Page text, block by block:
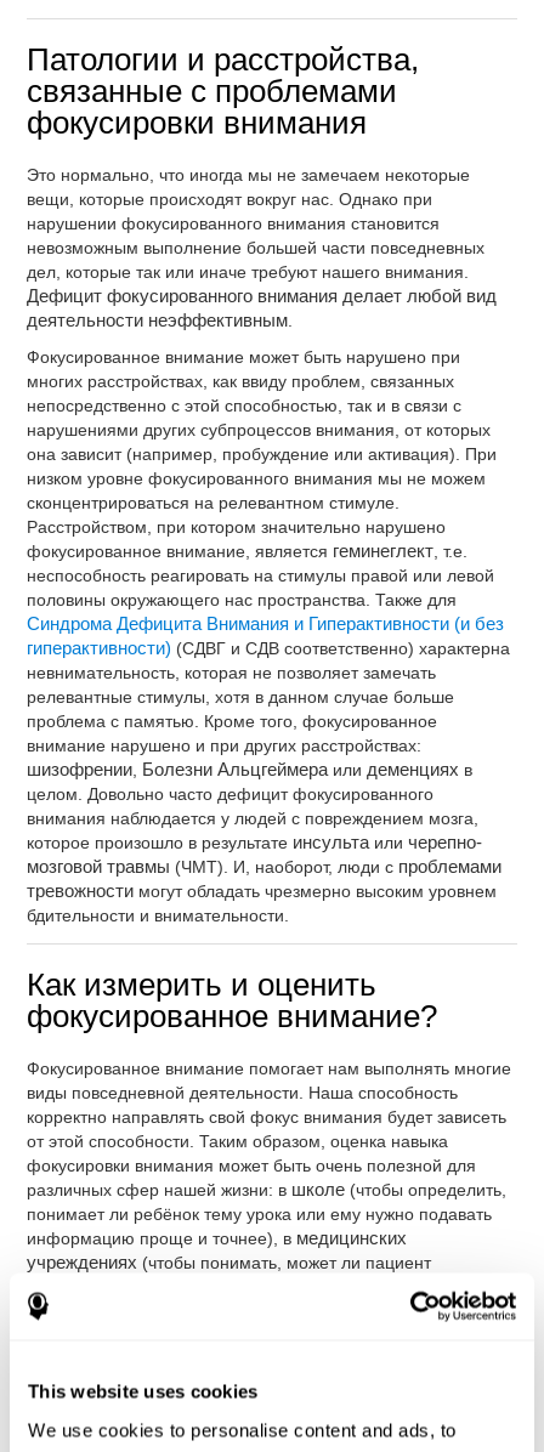
This website uses cookies
We use cookies to personalise content and ads, to
Патологии и расстройства,
связанные с проблемами
фокусировки внимания
Это нормально, что иногда мы не замечаем некоторые
вещи, которые происходят вокруг нас. Однако при
нарушении фокусированного внимания становится
невозможным выполнение большей части повседневных
дел, которые так или иначе требуют нашего внимания.
Дефицит фокусированного внимания делает любой вид
деятельности неэффективным.
Фокусированное внимание может быть нарушено при
многих расстройствах, как ввиду проблем, связанных
непосредственно с этой способностью, так и в связи с
нарушениями других субпроцессов внимания, от которых
она зависит (например, пробуждение или активация). При
низком уровне фокусированного внимания мы не можем
сконцентрироваться на релевантном стимуле.
Расстройством, при котором значительно нарушено
фокусированное внимание, является геминеглект, т.е.
неспособность реагировать на стимулы правой или левой
половины окружающего нас пространства. Также для
Синдрома Дефицита Внимания и Гиперактивности (и без
гиперактивности) (СДВГ и СДВ соответственно) характерна
невнимательность, которая не позволяет замечать
релевантные стимулы, хотя в данном случае больше
проблема с памятью. Кроме того, фокусированное
внимание нарушено и при других расстройствах:
шизофрении, Болезни Альцгеймераилидеменциях в
целом. Довольно часто дефицит фокусированного
внимания наблюдается у людей с повреждением мозга,
которое произошло в результате инсультаили черепно-
мозговой травмы (ЧМТ). И, наоборот, люди с проблемами
тревожности могут обладать чрезмерно высоким уровнем
бдительности и внимательности.
Как измерить и оценить
фокусированное внимание?
Фокусированное внимание помогает нам выполнять многие
виды повседневной деятельности. Наша способность
корректно направлять свой фокус внимания будет зависеть
от этой способности. Таким образом, оценка навыка
фокусировки внимания может быть очень полезной для
различных сфер нашей жизни: в школе (чтобы определить,
понимает ли ребёнок тему урока или ему нужно подавать
информацию проще и точнее), в медицинских
учреждениях (чтобы понимать, может ли пациент
следовать полученным предписаниям или действовать в
своей привычной среде адекватным образом) или в
работать контролёром качества или офисным клерком, и
комплексного нейропсихологического